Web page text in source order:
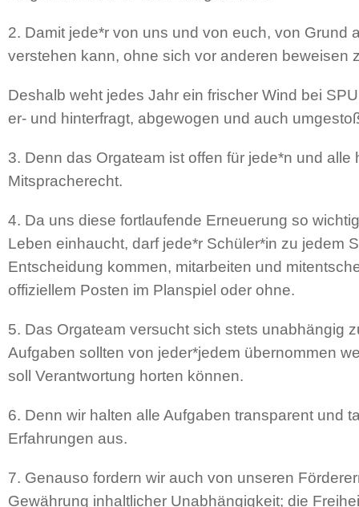
2. Damit jede*r von uns und von euch, von Grund
verstehen kann, ohne sich vor anderen beweisen
Deshalb weht jedes Jahr ein frischer Wind bei
er- und hinterfragt, abgewogen und auch
3. Denn das Orgateam ist offen für jede*n und alle
Mitspracherecht.
4. Da uns diese fortlaufende Erneuerung so
Leben einhaucht, darf jede*r Schüler*in zu jedem
Entscheidung kommen, mitarbeiten und
offiziellem Posten im Planspiel oder ohne.
5. Das Orgateam versucht sich stets unabhängig
Aufgaben sollten von jeder*jedem übernommen
soll Verantwortung horten können.
6. Denn wir halten alle Aufgaben transparent und
Erfahrungen aus.
7. Genauso fordern wir auch von unseren
Gewährung inhaltlicher Unabhängigkeit; die